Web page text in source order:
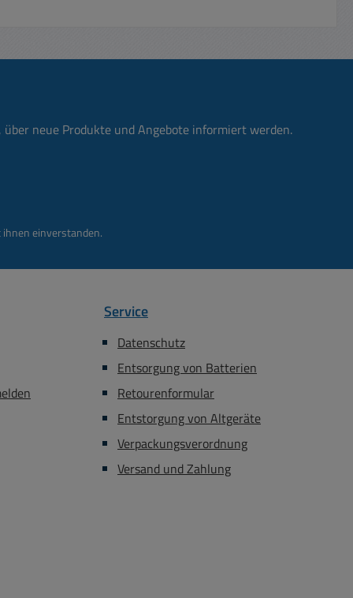
neue Produkte und Angebote informiert werden.
einverstanden.
Service
Datenschutz
Entsorgung von Batterien
Retourenformular
Entstorgung von Altgeräte
Verpackungsverordnung
Versand und Zahlung